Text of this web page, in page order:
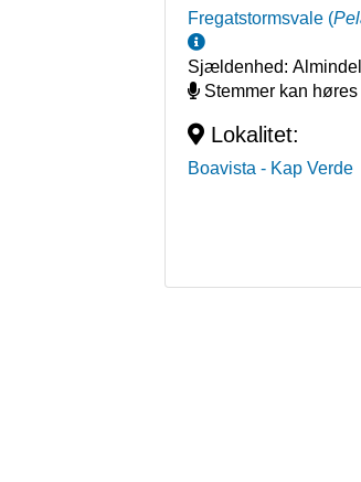
Fregatstormsvale (
Sjældenhed:
Stemmer kan høres
Lokalitet:
Boavista - Kap Verde